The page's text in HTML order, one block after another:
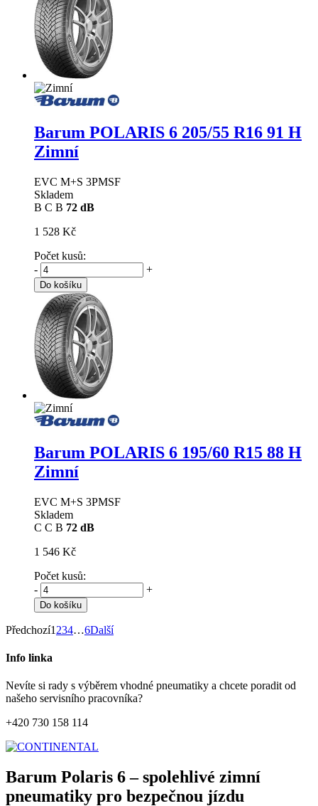
Barum POLARIS 6 205/55 R16 91 H
Zimní
EVC M+S 3PMSF
Skladem
B C B 72 dB
1 528 Kč
Počet kusů:
-
+
Do košíku
Barum POLARIS 6 195/60 R15 88 H
Zimní
EVC M+S 3PMSF
Skladem
C C B 72 dB
1 546 Kč
Počet kusů:
-
+
Do košíku
Předchozí1 234…6Další
Info linka
Nevíte si rady s výběrem vhodné pneumatiky a chcete poradit od
našeho servisního pracovníka?
+420 730 158 114
Barum Polaris 6 – spolehlivé zimní
pneumatiky pro bezpečnou jízdu